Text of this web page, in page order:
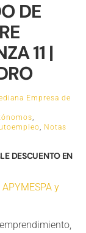
DE
11 |
Empresa de
Notas
DESCUENTO EN